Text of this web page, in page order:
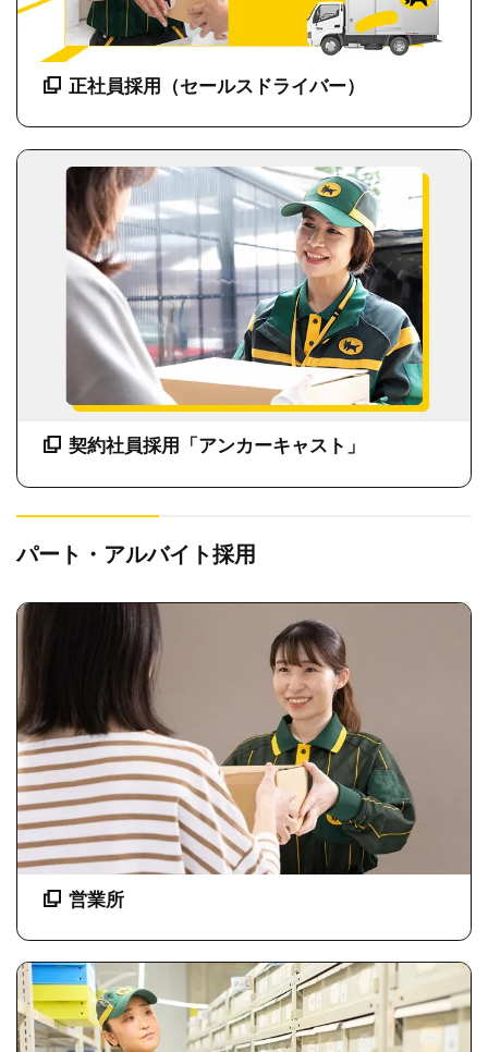
正社員採用（セールスドライバー）
契約社員採用「アンカーキャスト」
パート・アルバイト採用
営業所